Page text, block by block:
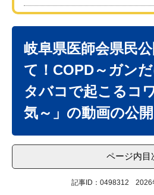
岐阜県医師会県民
て！COPD～ガン
タバコで起こるコ
気～」の動画の公
ページ内目
記事ID：0498312 2026